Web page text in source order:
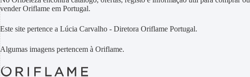
vender Oriflame em Portugal.
Este site pertence a Lúcia Carvalho - Diretora Oriflame Portugal.
Algumas imagens pertencem à Oriflame.